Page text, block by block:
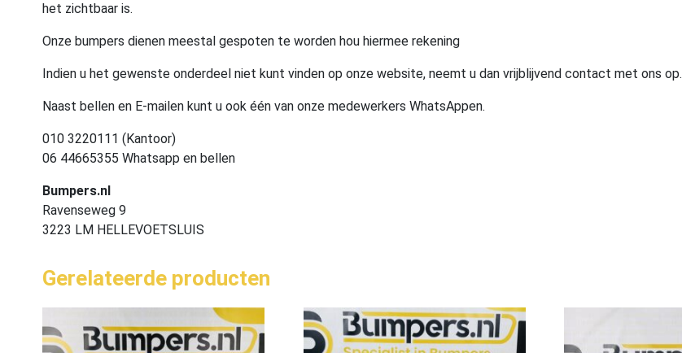
het zichtbaar is.
Onze bumpers dienen meestal gespoten te worden hou hiermee rekening
Indien u het gewenste onderdeel niet kunt vinden op onze website, neemt u dan vrijblijvend contact met ons op.
Naast bellen en E-mailen kunt u ook één van onze medewerkers WhatsAppen.
010 3220111 (Kantoor)
06 44665355 Whatsapp en bellen
Bumpers.nl
Ravenseweg 9
3223 LM HELLEVOETSLUIS
Gerelateerde producten